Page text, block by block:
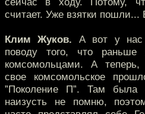
считает. Уже взятки пошли...
Клим Жуков. А вот у нас
поводу того, что
комсомольцами. А теперь,
свое комсомольское
”Поколение П”. Там
наизусть не помню,